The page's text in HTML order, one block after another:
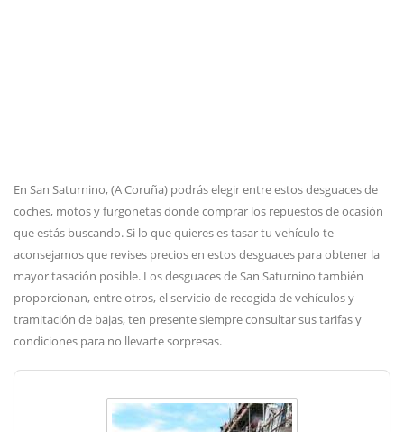
En San Saturnino, (A Coruña) podrás elegir entre estos desguaces de
coches, motos y furgonetas donde comprar los repuestos de ocasión
que estás buscando. Si lo que quieres es tasar tu vehículo te
aconsejamos que revises precios en estos desguaces para obtener la
mayor tasación posible. Los desguaces de San Saturnino también
proporcionan, entre otros, el servicio de recogida de vehículos y
tramitación de bajas, ten presente siempre consultar sus tarifas y
condiciones para no llevarte sorpresas.